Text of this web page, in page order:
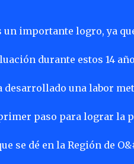
un importante logro, ya
durante estos 14
desarrollado una labor
paso para lograr la
se dé en la Región de